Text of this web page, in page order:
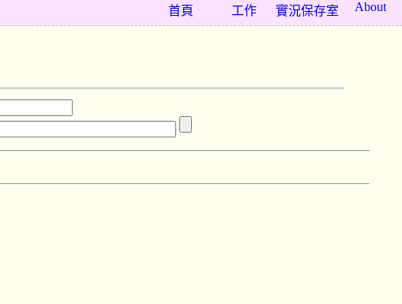
About
實況保存室
工作
首頁